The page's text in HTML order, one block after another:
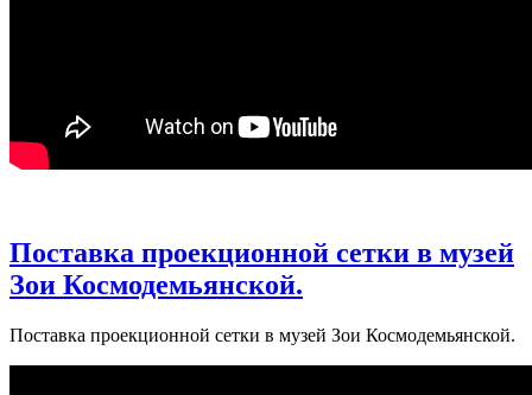
Поставка проекционной сетки в музей
Зои Космодемьянской.
Поставка проекционной сетки в музей Зои Космодемьянской.